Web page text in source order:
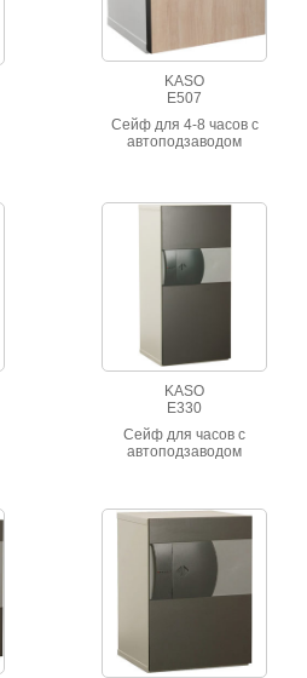
KASO
E507
Сейф для 4-8 часов с
автоподзаводом
KASO
E330
Сейф для часов с
автоподзаводом